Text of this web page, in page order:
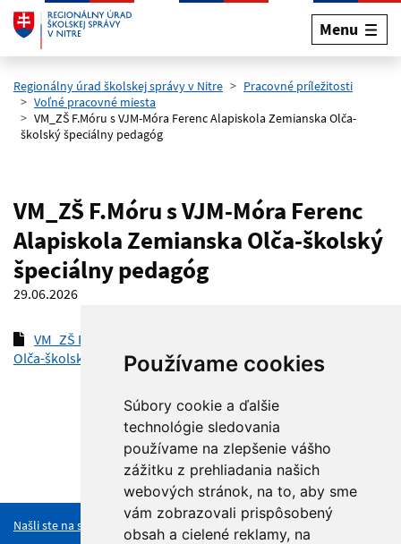
Používame cookies
Súbory cookie a ďalšie
technológie sledovania
používame na zlepšenie vášho
zážitku z prehliadania našich
webových stránok, na to, aby sme
vám zobrazovali prispôsobený
obsah a cielené reklamy, na
Preskočiť na hlavný obsah
Menu
Regionálny úrad školskej správy v Nitre
Pracovné príležitosti
Voľné pracovné miesta
VM_ZŠ F.Móru s VJM-Móra Ferenc Alapiskola Zemianska Olča-
školský špeciálny pedagóg
VM_ZŠ F.Móru s VJM-Móra Ferenc
Alapiskola Zemianska Olča-školský
špeciálny pedagóg
29.06.2026
VM_ZŠ F.Móru s VJM-Móra Ferenc Alapiskola Zemianska
Olča-školský špeciálny pedagóg (pdf, 147.7 kB)
Hore
Našli ste na stránke chybu?